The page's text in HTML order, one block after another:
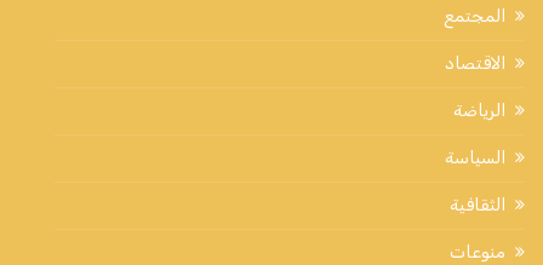
المجتمع
الاقتصاد
الرياضة
السياسة
الثقافية
منوعات